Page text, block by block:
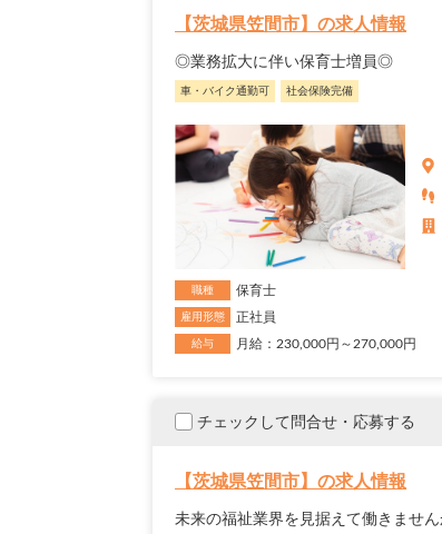
【茨城県笠間市】の求人情報
◎業務拡大に伴い保育士増員◎
車・バイク通勤可 社会保険完備
職種 保育士
雇用形態 正社員
給与 月給：230,000円～270,000円
チェックして問合せ・応募する
【茨城県笠間市】の求人情報
未来の福祉業界を見据えて働きませ